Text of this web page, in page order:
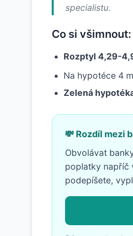
specialistu.
Co si všimnout:
Rozptyl 4,29-
Na hypotéce 4
Zelená
💸 Rozdíl mezi
Obvolávat
poplatky napříč
podepíšete,